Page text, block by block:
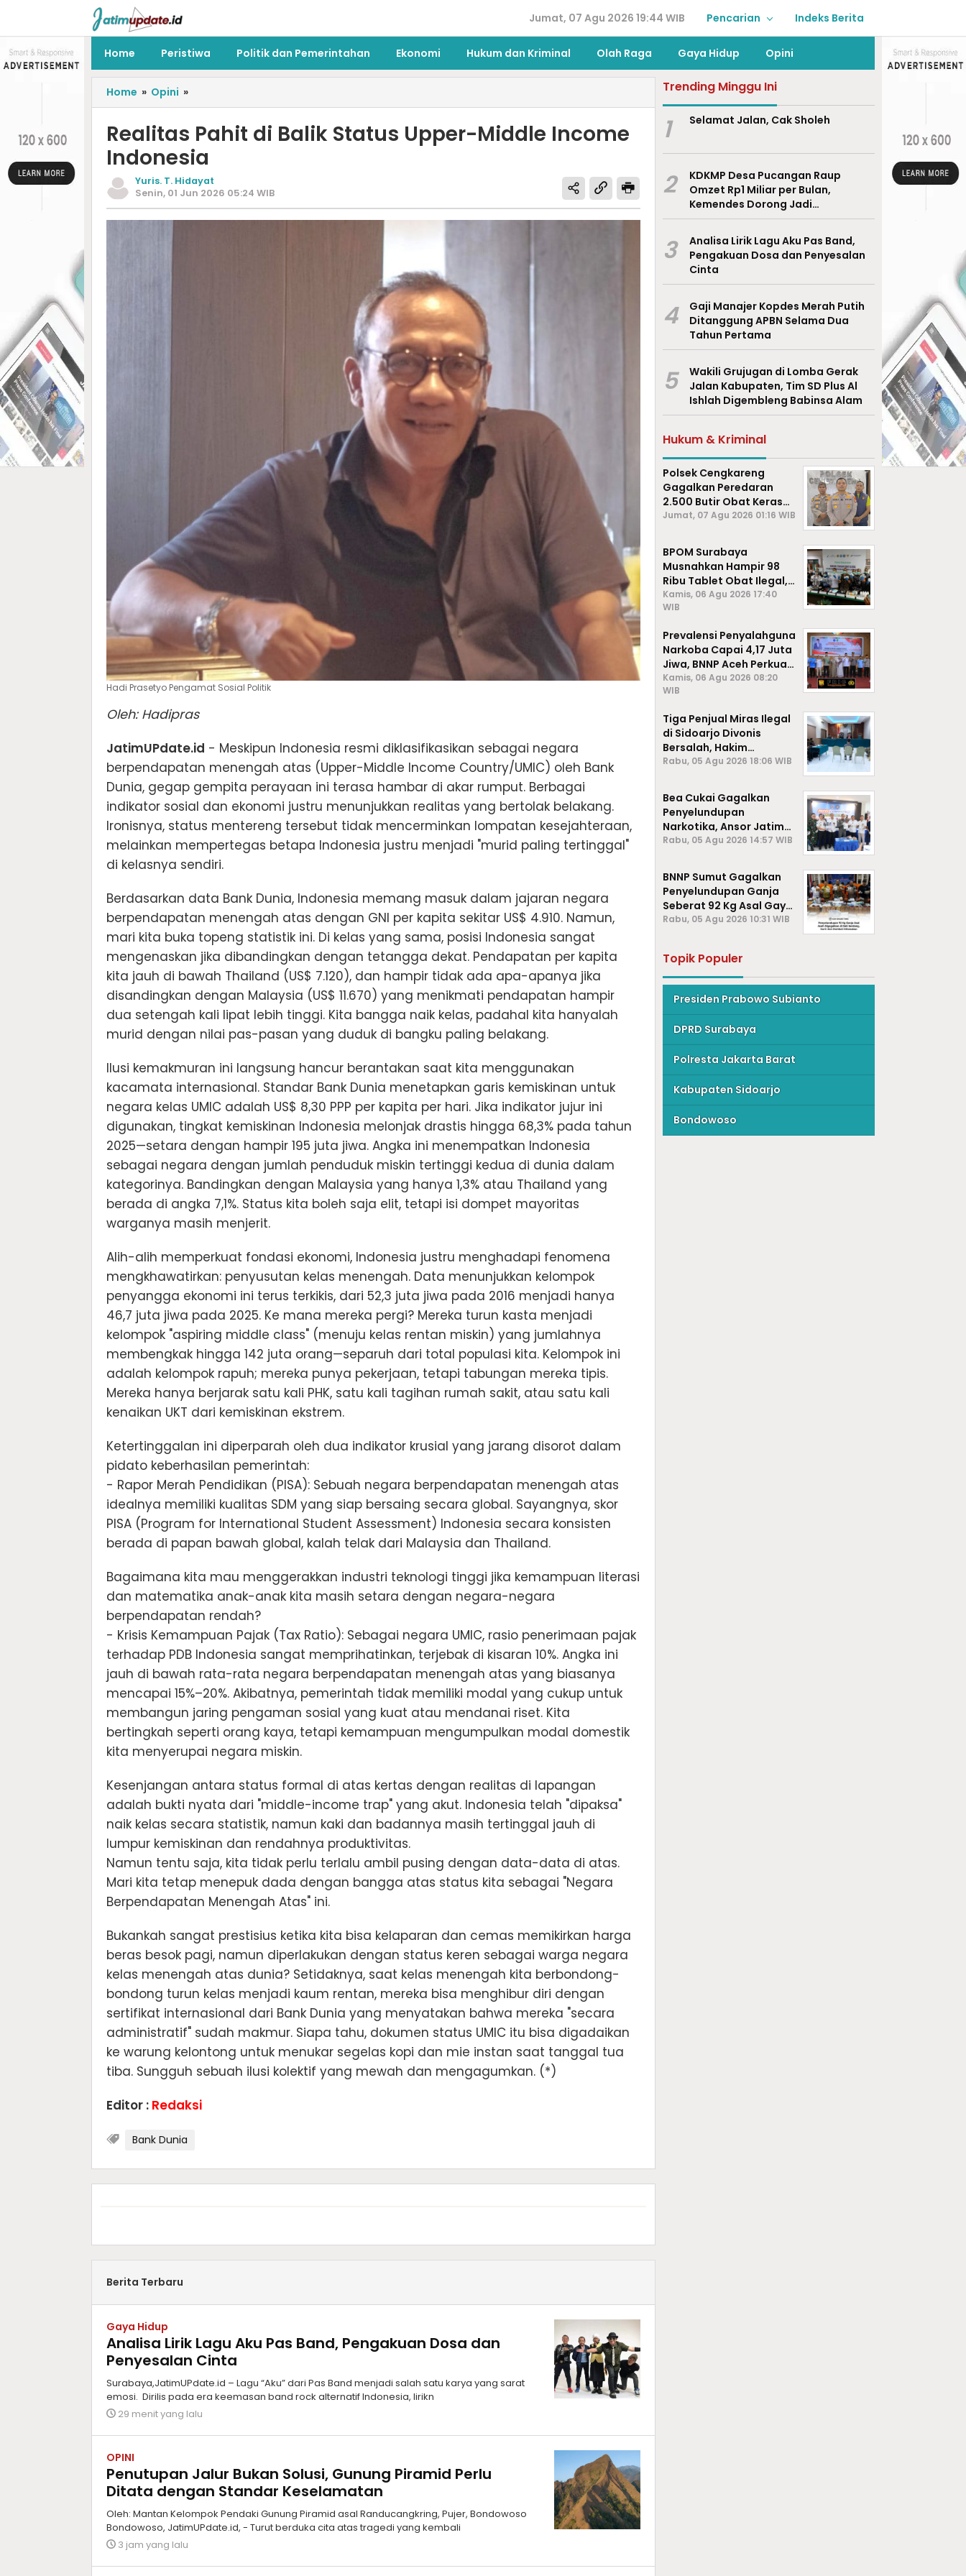
Jumat, 07 Agu 2026 19:44 WIB Pencarian Indeks Berita
Home Peristiwa Politik dan Pemerintahan Ekonomi Hukum dan Kriminal Olah Raga Gaya Hidup Opini
Home » Opini »
Realitas Pahit di Balik Status Upper-Middle Income
Indonesia
Yuris. T. Hidayat
Senin, 01 Jun 2026 05:24 WIB
Hadi Prasetyo Pengamat Sosial Politik
Oleh: Hadipras
JatimUPdate.id - Meskipun Indonesia resmi diklasifikasikan sebagai negara
berpendapatan menengah atas (Upper-Middle Income Country/UMIC) oleh Bank
Dunia, gegap gempita perayaan ini terasa hambar di akar rumput. Berbagai
indikator sosial dan ekonomi justru menunjukkan realitas yang bertolak belakang.
Ironisnya, status mentereng tersebut tidak mencerminkan lompatan kesejahteraan,
melainkan mempertegas betapa Indonesia justru menjadi "murid paling tertinggal"
di kelasnya sendiri.
Berdasarkan data Bank Dunia, Indonesia memang masuk dalam jajaran negara
berpendapatan menengah atas dengan GNI per kapita sekitar US$ 4.910. Namun,
mari kita buka topeng statistik ini. Di kelas yang sama, posisi Indonesia sangat
mengenaskan jika dibandingkan dengan tetangga dekat. Pendapatan per kapita
kita jauh di bawah Thailand (US$ 7.120), dan hampir tidak ada apa-apanya jika
disandingkan dengan Malaysia (US$ 11.670) yang menikmati pendapatan hampir
dua setengah kali lipat lebih tinggi. Kita bangga naik kelas, padahal kita hanyalah
murid dengan nilai pas-pasan yang duduk di bangku paling belakang.
Ilusi kemakmuran ini langsung hancur berantakan saat kita menggunakan
kacamata internasional. Standar Bank Dunia menetapkan garis kemiskinan untuk
negara kelas UMIC adalah US$ 8,30 PPP per kapita per hari. Jika indikator jujur ini
digunakan, tingkat kemiskinan Indonesia melonjak drastis hingga 68,3% pada tahun
2025—setara dengan hampir 195 juta jiwa. Angka ini menempatkan Indonesia
sebagai negara dengan jumlah penduduk miskin tertinggi kedua di dunia dalam
kategorinya. Bandingkan dengan Malaysia yang hanya 1,3% atau Thailand yang
berada di angka 7,1%. Status kita boleh saja elit, tetapi isi dompet mayoritas
warganya masih menjerit.
Alih-alih memperkuat fondasi ekonomi, Indonesia justru menghadapi fenomena
mengkhawatirkan: penyusutan kelas menengah. Data menunjukkan kelompok
penyangga ekonomi ini terus terkikis, dari 52,3 juta jiwa pada 2016 menjadi hanya
46,7 juta jiwa pada 2025. Ke mana mereka pergi? Mereka turun kasta menjadi
kelompok "aspiring middle class" (menuju kelas rentan miskin) yang jumlahnya
membengkak hingga 142 juta orang—separuh dari total populasi kita. Kelompok ini
adalah kelompok rapuh; mereka punya pekerjaan, tetapi tabungan mereka tipis.
Mereka hanya berjarak satu kali PHK, satu kali tagihan rumah sakit, atau satu kali
kenaikan UKT dari kemiskinan ekstrem.
Ketertinggalan ini diperparah oleh dua indikator krusial yang jarang disorot dalam
pidato keberhasilan pemerintah:
- Rapor Merah Pendidikan (PISA): Sebuah negara berpendapatan menengah atas
idealnya memiliki kualitas SDM yang siap bersaing secara global. Sayangnya, skor
PISA (Program for International Student Assessment) Indonesia secara konsisten
berada di papan bawah global, kalah telak dari Malaysia dan Thailand.
Bagaimana kita mau menggerakkan industri teknologi tinggi jika kemampuan literasi
dan matematika anak-anak kita masih setara dengan negara-negara
berpendapatan rendah?
- Krisis Kemampuan Pajak (Tax Ratio): Sebagai negara UMIC, rasio penerimaan pajak
terhadap PDB Indonesia sangat memprihatinkan, terjebak di kisaran 10%. Angka ini
jauh di bawah rata-rata negara berpendapatan menengah atas yang biasanya
mencapai 15%–20%. Akibatnya, pemerintah tidak memiliki modal yang cukup untuk
membangun jaring pengaman sosial yang kuat atau mendanai riset. Kita
bertingkah seperti orang kaya, tetapi kemampuan mengumpulkan modal domestik
kita menyerupai negara miskin.
Kesenjangan antara status formal di atas kertas dengan realitas di lapangan
adalah bukti nyata dari "middle-income trap" yang akut. Indonesia telah "dipaksa"
naik kelas secara statistik, namun kaki dan badannya masih tertinggal jauh di
lumpur kemiskinan dan rendahnya produktivitas.
Namun tentu saja, kita tidak perlu terlalu ambil pusing dengan data-data di atas.
Mari kita tetap menepuk dada dengan bangga atas status kita sebagai "Negara
Berpendapatan Menengah Atas" ini.
Bukankah sangat prestisius ketika kita bisa kelaparan dan cemas memikirkan harga
beras besok pagi, namun diperlakukan dengan status keren sebagai warga negara
kelas menengah atas dunia? Setidaknya, saat kelas menengah kita berbondong-
bondong turun kelas menjadi kaum rentan, mereka bisa menghibur diri dengan
sertifikat internasional dari Bank Dunia yang menyatakan bahwa mereka "secara
administratif" sudah makmur. Siapa tahu, dokumen status UMIC itu bisa digadaikan
ke warung kelontong untuk menukar segelas kopi dan mie instan saat tanggal tua
tiba. Sungguh sebuah ilusi kolektif yang mewah dan mengagumkan. (*)
Editor : Redaksi
Bank Dunia
Berita Terbaru
Gaya Hidup
Analisa Lirik Lagu Aku Pas Band, Pengakuan Dosa dan
Penyesalan Cinta
Surabaya,JatimUPdate.id – Lagu “Aku” dari Pas Band menjadi salah satu karya yang sarat
emosi. Dirilis pada era keemasan band rock alternatif Indonesia, lirikn
29 menit yang lalu
OPINI
Penutupan Jalur Bukan Solusi, Gunung Piramid Perlu
Ditata dengan Standar Keselamatan
Oleh: Mantan Kelompok Pendaki Gunung Piramid asal Randucangkring, Pujer, Bondowoso
Bondowoso, JatimUPdate.id, - Turut berduka cita atas tragedi yang kembali
3 jam yang lalu
Trending Minggu Ini
1 Selamat Jalan, Cak Sholeh
2
KDKMP Desa Pucangan Raup
Omzet Rp1 Miliar per Bulan,
Kemendes Dorong Jadi
Percontohan Nasional
3
Analisa Lirik Lagu Aku Pas Band,
Pengakuan Dosa dan Penyesalan
Cinta
4
Gaji Manajer Kopdes Merah Putih
Ditanggung APBN Selama Dua
Tahun Pertama
5
Wakili Grujugan di Lomba Gerak
Jalan Kabupaten, Tim SD Plus Al
Ishlah Digembleng Babinsa Alam
Hukum & Kriminal
Polsek Cengkareng
Gagalkan Peredaran
2.500 Butir Obat Keras
Daftar G, Satu Pengedar
Jumat, 07 Agu 2026 01:16 WIB
BPOM Surabaya
Musnahkan Hampir 98
Ribu Tablet Obat Ilegal,
Cegah Penyalahgunaan
di Kalangan Pelajar
Kamis, 06 Agu 2026 17:40
WIB
Prevalensi Penyalahguna
Narkoba Capai 4,17 Juta
Jiwa, BNNP Aceh Perkuat
P4GN di Subulussalam
Kamis, 06 Agu 2026 08:20
WIB
Tiga Penjual Miras Ilegal
di Sidoarjo Divonis
Bersalah, Hakim
Jatuhkan Denda hingga
Rabu, 05 Agu 2026 18:06 WIB
Bea Cukai Gagalkan
Penyelundupan
Narkotika, Ansor Jatim
Negara Tak Kalah dari
Rabu, 05 Agu 2026 14:57 WIB
BNNP Sumut Gagalkan
Penyelundupan Ganja
Seberat 92 Kg Asal Gayo
Lues, Aceh.
Rabu, 05 Agu 2026 10:31 WIB
Topik Populer
Presiden Prabowo Subianto
DPRD Surabaya
Polresta Jakarta Barat
Kabupaten Sidoarjo
Bondowoso